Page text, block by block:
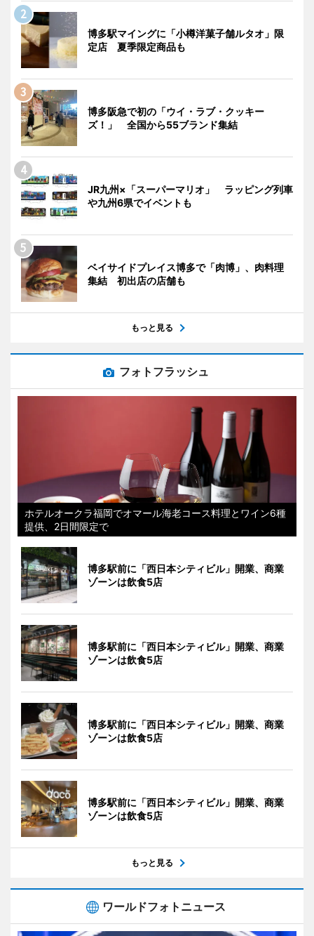
博多駅マイングに「小樽洋菓子舗ルタオ」限
定店 夏季限定商品も
博多阪急で初の「ウイ・ラブ・クッキー
ズ！」 全国から55ブランド集結
JR九州×「スーパーマリオ」 ラッピング列車
や九州6県でイベントも
ベイサイドプレイス博多で「肉博」、肉料理
集結 初出店の店舗も
もっと見る
フォトフラッシュ
ホテルオークラ福岡でオマール海老コース料理とワイン6種
提供、2日間限定で
博多駅前に「西日本シティビル」開業、商業
ゾーンは飲食5店
博多駅前に「西日本シティビル」開業、商業
ゾーンは飲食5店
博多駅前に「西日本シティビル」開業、商業
ゾーンは飲食5店
博多駅前に「西日本シティビル」開業、商業
ゾーンは飲食5店
もっと見る
ワールドフォトニュース